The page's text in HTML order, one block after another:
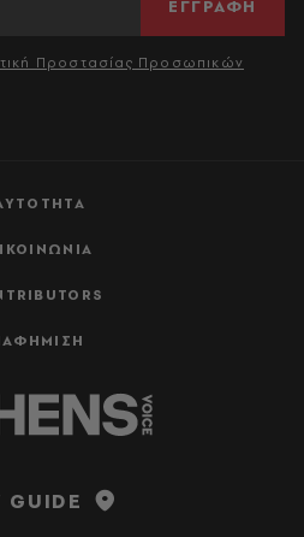
ΕΓΓΡΑΦΗ
Προστασίας Προσωπικών
GUIDE